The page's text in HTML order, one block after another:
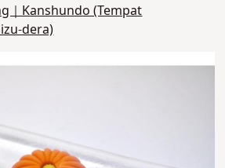
｜Kanshundo (Tempat
dera)